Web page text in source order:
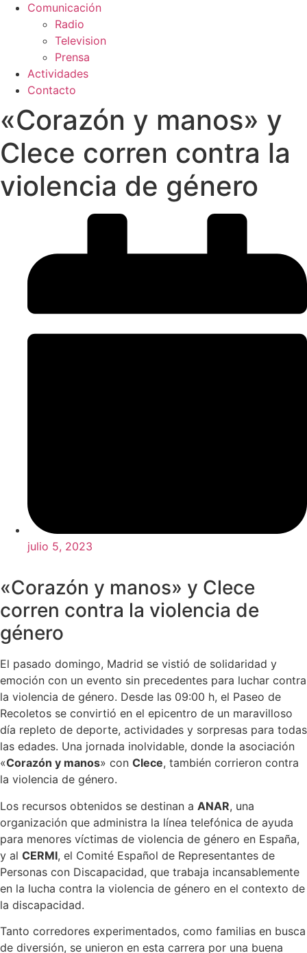
Comunicación
Radio
Television
Prensa
Actividades
Contacto
«Corazón y manos» y
Clece corren contra la
violencia de género
julio 5, 2023
«Corazón y manos» y Clece
corren contra la violencia de
género
El pasado domingo, Madrid se vistió de solidaridad y
emoción con un evento sin precedentes para luchar contra
la violencia de género. Desde las 09:00 h, el Paseo de
Recoletos se convirtió en el epicentro de un maravilloso
día repleto de deporte, actividades y sorpresas para todas
las edades. Una jornada inolvidable, donde la asociación
«Corazón y manos» con Clece, también corrieron contra
la violencia de género.
Los recursos obtenidos se destinan a ANAR, una
organización que administra la línea telefónica de ayuda
para menores víctimas de violencia de género en España,
y al CERMI, el Comité Español de Representantes de
Personas con Discapacidad, que trabaja incansablemente
en la lucha contra la violencia de género en el contexto de
la discapacidad.
Tanto corredores experimentados, como familias en busca
de diversión, se unieron en esta carrera por una buena